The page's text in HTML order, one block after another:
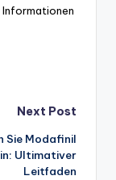
Informationen
Next Post
Sie Modafinil
Ultimativer
Leitfaden